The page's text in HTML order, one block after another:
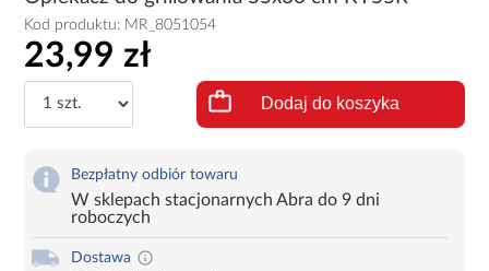
Kod produktu: MR_8051054
23,99 zł
Dodaj do koszyka
Bezpłatny odbiór towaru
W sklepach stacjonarnych Abra do 9 dni
roboczych
Dostawa